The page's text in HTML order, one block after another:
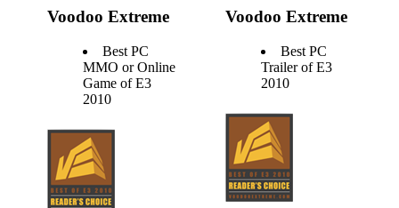
Voodoo Extreme
Best PC
MMO or Online
Game of E3
2010
Voodoo Extreme
Best PC
Trailer of E3
2010